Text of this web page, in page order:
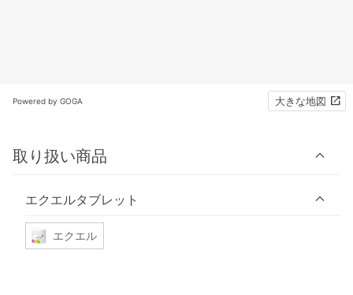
Powered by GOGA 大きな地図
取り扱い商品
エクエルタブレット
エクエル